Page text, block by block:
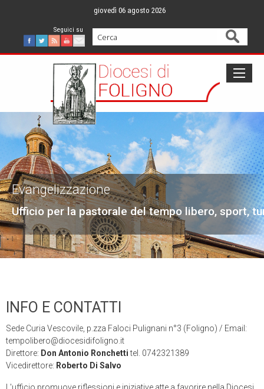
content
giovedì 06 agosto 2026
Facebook
Twitter
FeedYoutube
Mail
Cerca
Ufficio per la pastorale del tempo libero, sport,
Evangelizzazione
INFO E CONTATTI
Sede Curia Vescovile, p.zza Faloci Pulignani n°3 (Foligno) / Email:
tempolibero@diocesidifoligno.it
Direttore: Don Antonio Ronchettitel. 0742321389
Vicedirettore: Roberto Di Salvo